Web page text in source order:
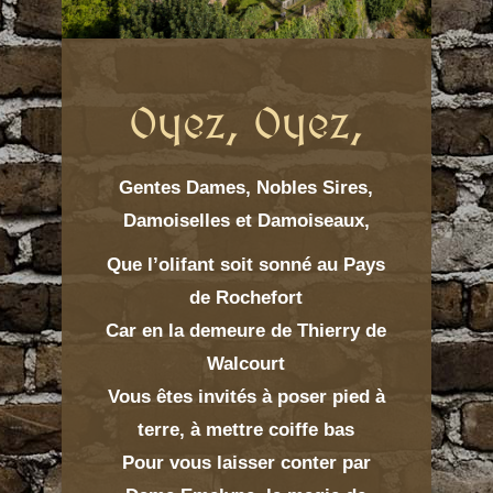
Oyez, Oyez,
Gentes Dames, Nobles Sires,
Damoiselles et Damoiseaux,
Que l’olifant soit sonné au Pays
de Rochefort
Car en la demeure de Thierry de
Walcourt
Vous êtes invités à poser pied à
terre, à mettre coiffe bas
Pour vous laisser conter par